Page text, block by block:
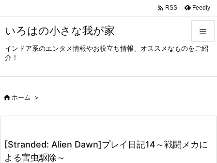
いろはの小さな我が家
インドア系のエンタメ情報やお役立ち情報、オススメなものをご紹
介！




 RSS Feedly
ホーム >
[Stranded: Alien Dawn]プレイ日記14～戦闘メカに
よる害虫駆除～